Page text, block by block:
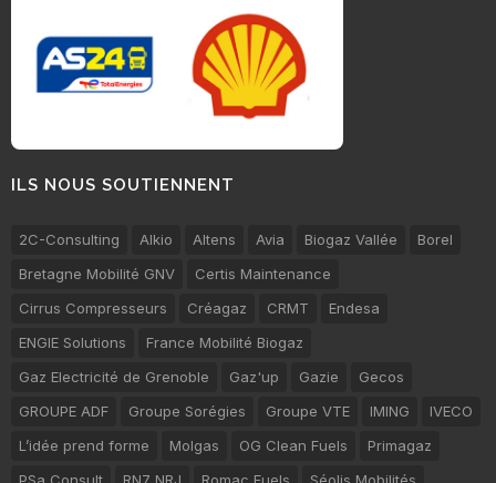
ILS NOUS SOUTIENNENT
2C-Consulting Alkio Altens Avia Biogaz Vallée
Borel
Bretagne Mobilité GNV
Certis Maintenance
Cirrus Compresseurs
Créagaz CRMT
Endesa
ENGIE Solutions
France Mobilité Biogaz
Gaz Electricité de Grenoble
Gaz'up Gazie
Gecos
GROUPE ADF
Groupe Sorégies Groupe VTE IMING
IVECO
L’idée prend forme
Molgas OG Clean Fuels
Primagaz